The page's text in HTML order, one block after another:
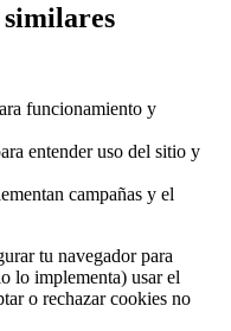
similares
funcionamiento y
entender uso del sitio y
campañas y el
tu navegador para
lo implementa) usar el
o rechazar cookies no